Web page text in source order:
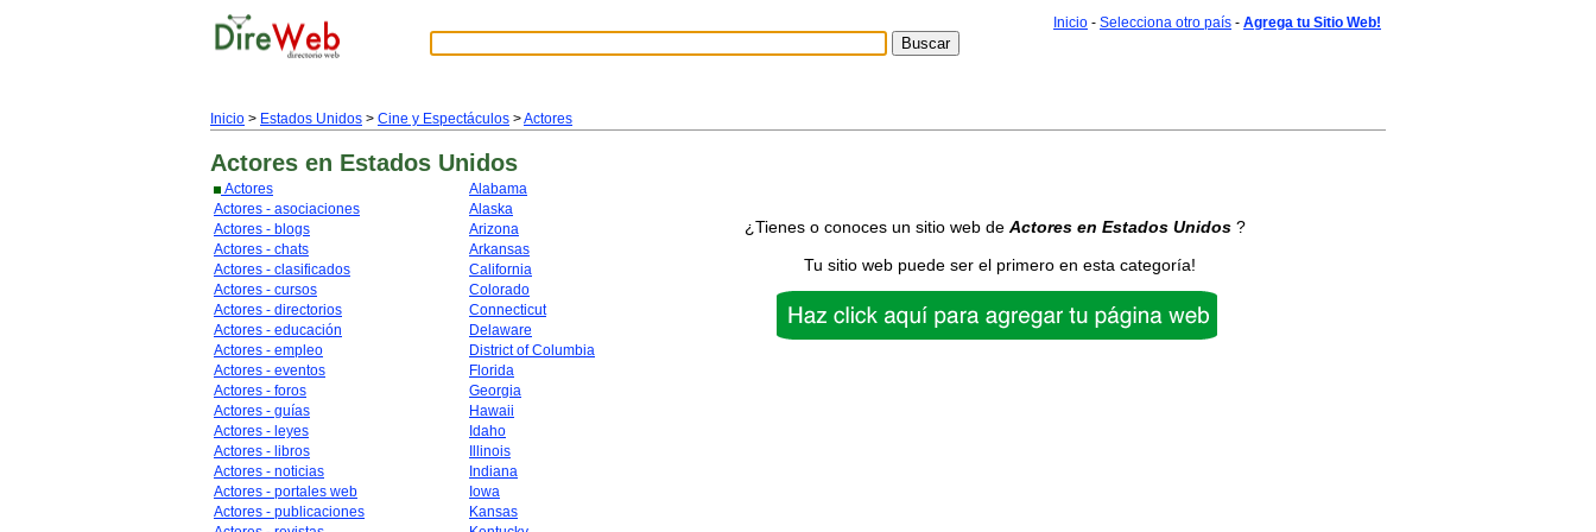
Inicio - Selecciona otro país - Agrega tu Sitio Web!
Inicio > Estados Unidos > Cine y Espectáculos >Actores
Actores en Estados Unidos
Actores
Actores - asociaciones
Actores - blogs
Actores - chats
Actores - clasificados
Actores - cursos
Actores - directorios
Actores - educación
Actores - empleo
Actores - eventos
Actores - foros
Actores - guías
Actores - leyes
Actores - libros
Actores - noticias
Actores - portales web
Actores - publicaciones
Alabama
Alaska
Arizona
Arkansas
California
Colorado
Connecticut
Delaware
District of Columbia
Florida
Georgia
Hawaii
Idaho
Illinois
Indiana
Iowa
Kansas
¿Tienes o conoces un sitio web de Actores en Estados Unidos?
Tu sitio web puede ser el primero en esta categoría!